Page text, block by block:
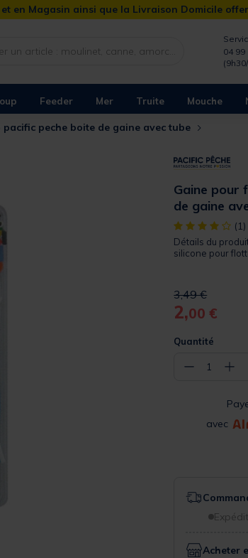
en Magasin ainsi que la Livraison Domicile
04 99
Feeder Mer Truite Mouche
peche boite de gaine avec tube
Gaine pour
de gaine
[object Object]
(1)
Détails du
silicone pour
Price reduced
3,49 €to
2,00 €
Quantité
− 1 +
avec
Acheter